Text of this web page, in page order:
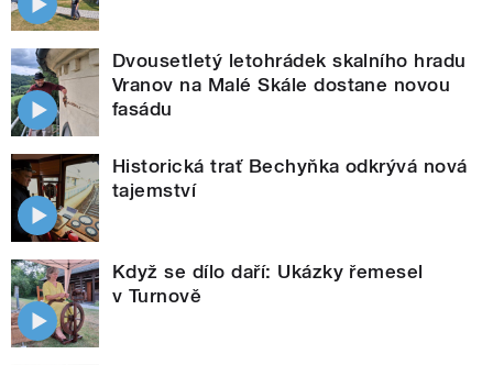
Dvousetletý letohrádek skalního hradu
Vranov na Malé Skále dostane novou
fasádu
Historická trať Bechyňka odkrývá nová
tajemství
Když se dílo daří: Ukázky řemesel
v Turnově